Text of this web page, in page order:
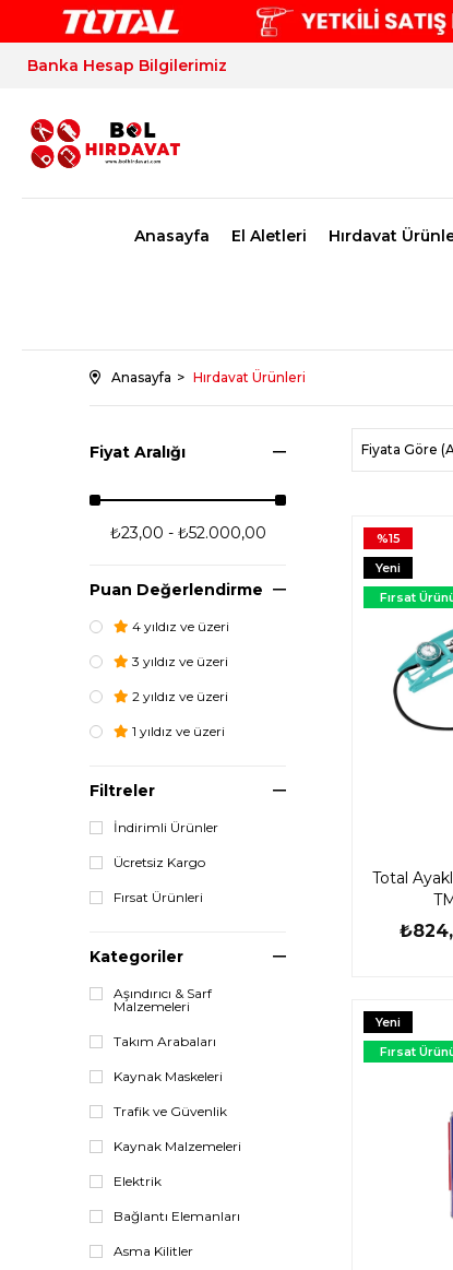
Banka Hesap Bilgilerimiz
Anasayfa El Aletleri Hırdavat
Anasayfa Hırdavat Ürünleri
Fiyat Aralığı
₺23,00 - ₺52.000,00
Puan Değerlendirme
4 yıldız ve üzeri
3 yıldız ve üzeri
2 yıldız ve üzeri
1 yıldız ve üzeri
Filtreler
İndirimli Ürünler
Ücretsiz Kargo
Fırsat Ürünleri
Kategoriler
Aşındırıcı & Sarf
Malzemeleri
Takım Arabaları
Kaynak Maskeleri
Trafik ve Güvenlik
Kaynak Malzemeleri
Elektrik
Bağlantı Elemanları
Asma Kilitler
Fiyata Göre
Total
%15
Yeni
Ürün
Fırsat
Yeni
Ürün
Fırsat